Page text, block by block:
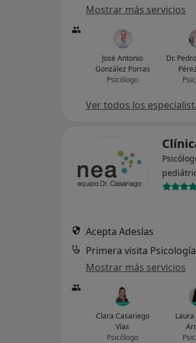
Mostrar más servicios
José Antonio
González Porras
Psicólogo
Dr.
Ver todos los
Acepta Adeslas
Primera visita Psicología
Mostrar más servicios
Clara Casariego
Vías
Psicólogo